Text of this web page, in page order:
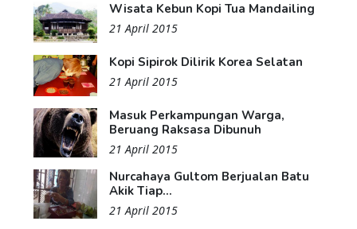
Wisata Kebun Kopi Tua Mandailing
21 April 2015
Kopi Sipirok Dilirik Korea Selatan
21 April 2015
Masuk Perkampungan Warga,
Beruang Raksasa Dibunuh
21 April 2015
Nurcahaya Gultom Berjualan Batu
Akik Tiap...
21 April 2015